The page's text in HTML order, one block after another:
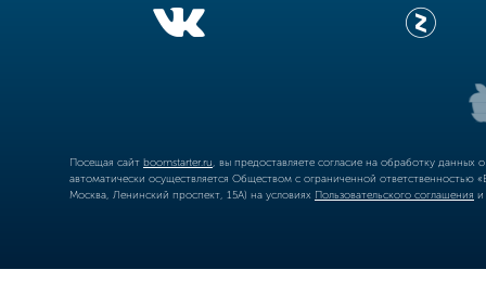
Посещая сайт boomstarter.ru , вы предоставляете согласие на обработку
автоматически осуществляется Обществом с ограниченной
Москва, Ленинский проспект, 15А) на условиях Пользовательского соглашения и